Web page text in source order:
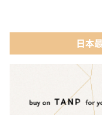
日本